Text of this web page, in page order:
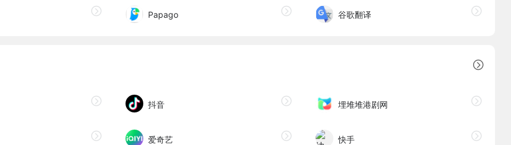
Papago 谷歌翻译
抖音 埋堆堆港剧网
爱奇艺 快手